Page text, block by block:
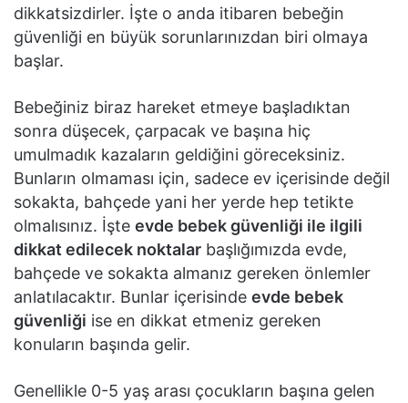
dikkatsizdirler. İşte o anda itibaren bebeğin
güvenliği en büyük sorunlarınızdan biri olmaya
başlar.
Bebeğiniz biraz hareket etmeye başladıktan
sonra düşecek, çarpacak ve başına hiç
umulmadık kazaların geldiğini göreceksiniz.
Bunların olmaması için, sadece ev içerisinde değil
sokakta, bahçede yani her yerde hep tetikte
olmalısınız. İşte evde bebek güvenliği ile ilgili
dikkat edilecek noktalar başlığımızda evde,
bahçede ve sokakta almanız gereken önlemler
anlatılacaktır. Bunlar içerisinde evde bebek
güvenliği ise en dikkat etmeniz gereken
konuların başında gelir.
Genellikle 0-5 yaş arası çocukların başına gelen